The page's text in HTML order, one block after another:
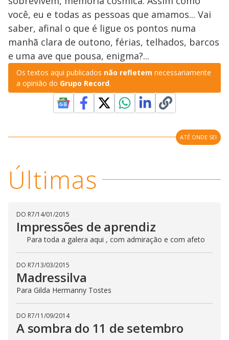
você, eu e todas as pessoas que amamos... Vai
saber, afinal o que é ligue os pontos numa
manhã clara de outono, férias, telhados, barcos
e uma ave que pousa, enigma?...
Os textos aqui publicados não refletem necessariamente
a opinião do Grupo Record.
ATÉ ONDE SEI
Últimas
DO R7/14/01/2015
Impressões de aprendiz
Para toda a galera aqui , com admiração e com afeto
DO R7/13/03/2015
Madressilva
Para Gilda Hermanny Tostes
DO R7/11/09/2014
A sombra do 11 de setembro